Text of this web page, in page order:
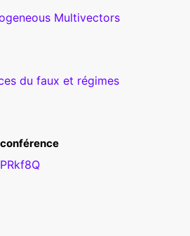
Multivectors
du faux et régimes
conférence